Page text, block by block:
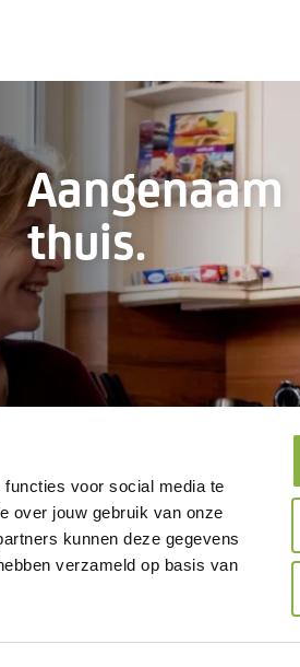
voor social media te
over jouw gebruik van onze
kunnen deze gegevens
verzameld op basis van
Aangenaam
thuis.